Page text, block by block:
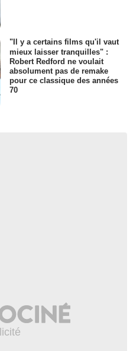
"Il y a certains films qu'il vaut
mieux laisser tranquilles" :
Robert Redford ne voulait
absolument pas de remake
pour ce classique des années
70